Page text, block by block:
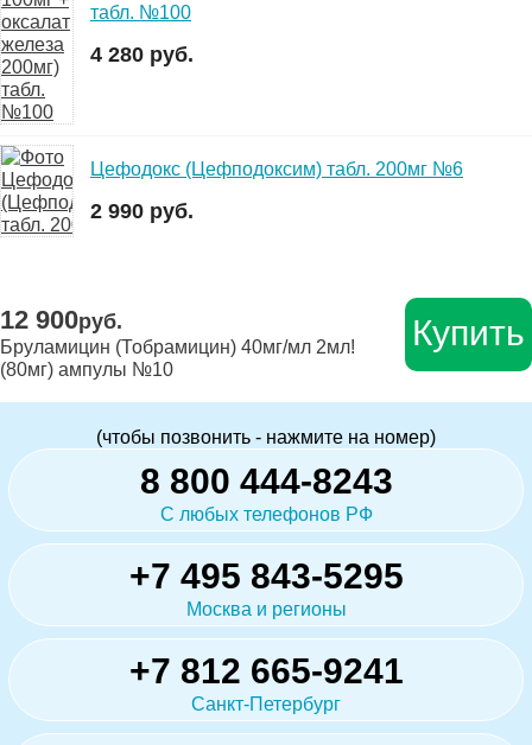
табл. №100
4 280 руб.
Цефодокс (Цефподоксим) табл. 200мг №6
2 990 руб.
12 900руб.
Бруламицин (Тобрамицин) 40мг/мл 2мл!
(80мг) ампулы №10
Купить
(чтобы позвонить - нажмите на номер)
8 800 444-8243
С любых телефонов РФ
+7 495 843-5295
Москва и регионы
+7 812 665-9241
Санкт-Петербург